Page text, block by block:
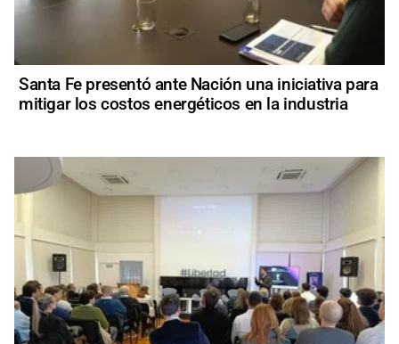
Santa Fe presentó ante Nación una iniciativa para
mitigar los costos energéticos en la industria